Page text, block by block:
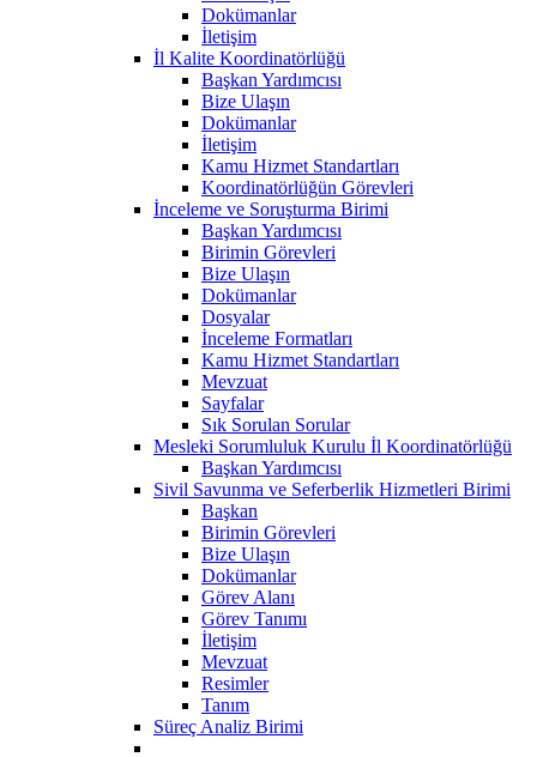
Dokümanlar
İletişim
İl Kalite Koordinatörlüğü
Başkan Yardımcısı
Bize Ulaşın
Dokümanlar
İletişim
Kamu Hizmet Standartları
Koordinatörlüğün Görevleri
İnceleme ve Soruşturma Birimi
Başkan Yardımcısı
Birimin Görevleri
Bize Ulaşın
Dokümanlar
Dosyalar
İnceleme Formatları
Kamu Hizmet Standartları
Mevzuat
Sayfalar
Sık Sorulan Sorular
Mesleki Sorumluluk Kurulu İl Koordinatörlüğü
Başkan Yardımcısı
Sivil Savunma ve Seferberlik Hizmetleri Birimi
Başkan
Birimin Görevleri
Bize Ulaşın
Dokümanlar
Görev Alanı
Görev Tanımı
İletişim
Mevzuat
Resimler
Tanım
Süreç Analiz Birimi